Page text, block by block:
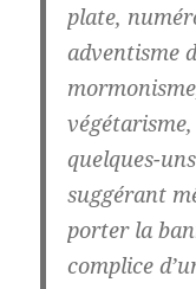
plate,
adventisme
quelques-
suggérant
porter la
complice